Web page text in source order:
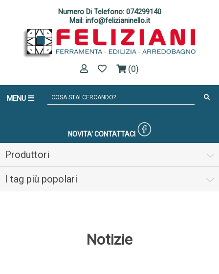
Numero Di Telefono: 074299140
Mail: info@felizianinello.it
(0)
MENU
NOVITA' CONTATTACI
Produttori
I tag più popolari
Notizie